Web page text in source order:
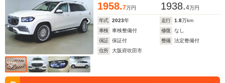
1958.7万円 1938.4万円
年式 2023年 走行 1.8万km
車検
車検整備付 修復
なし
保証
保証付 整備
法定整備付
住所
大阪府吹田市